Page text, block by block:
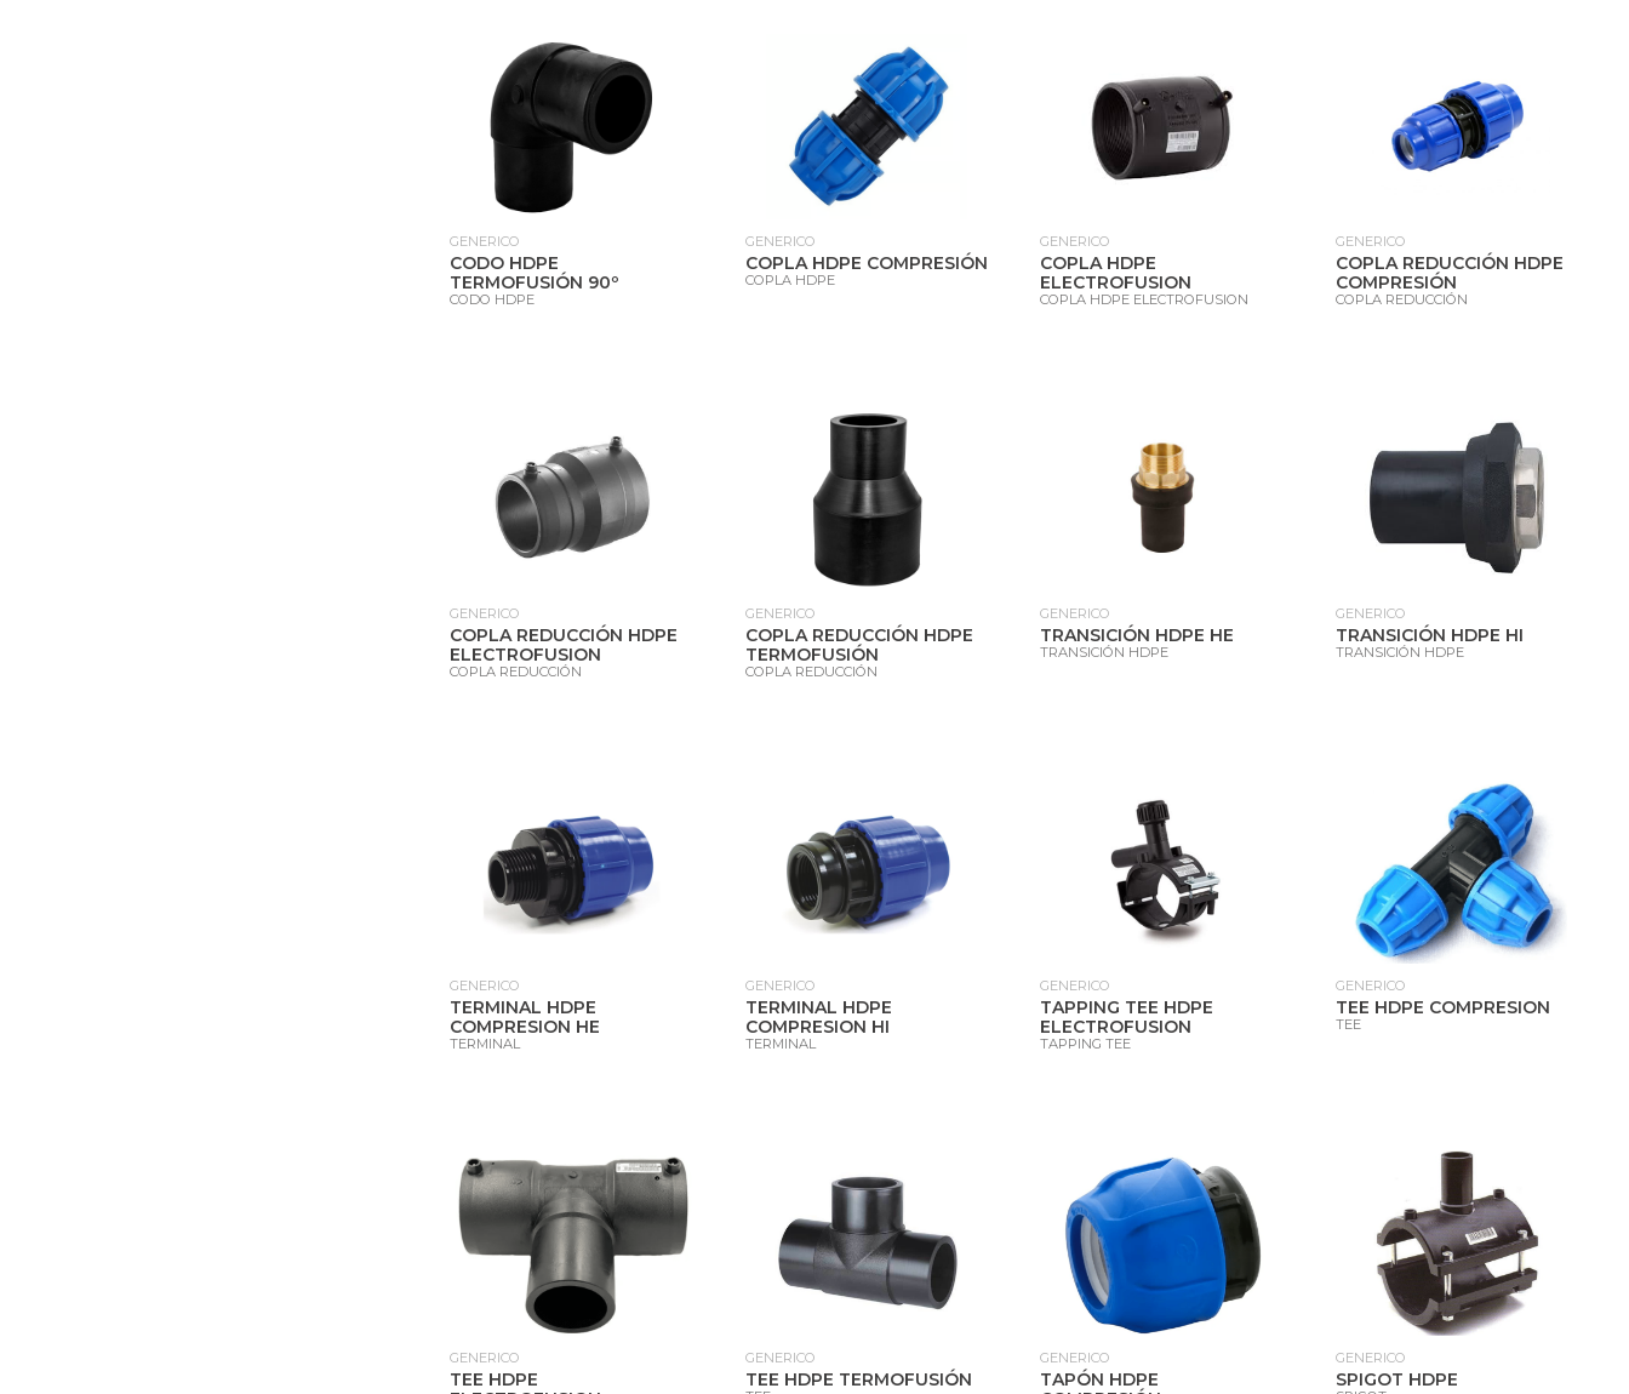
GENERICO
CODO HDPE
TERMOFUSIÓN 90º
CODO HDPE
GENERICO
COPLA HDPE COMPRESIÓN
COPLA HDPE
GENERICO
COPLA HDPE
ELECTROFUSION
COPLA HDPE ELECTROFUSION
GENERICO
COPLA REDUCCIÓN HDPE
COMPRESIÓN
COPLA REDUCCIÓN
GENERICO
COPLA REDUCCIÓN HDPE
ELECTROFUSION
COPLA REDUCCIÓN
GENERICO
COPLA REDUCCIÓN HDPE
TERMOFUSIÓN
COPLA REDUCCIÓN
GENERICO
TRANSICIÓN HDPE HE
TRANSICIÓN HDPE
GENERICO
TRANSICIÓN HDPE HI
TRANSICIÓN HDPE
GENERICO
TERMINAL HDPE
COMPRESION HE
TERMINAL
GENERICO
TERMINAL HDPE
COMPRESION HI
TERMINAL
GENERICO
TAPPING TEE HDPE
ELECTROFUSION
TAPPING TEE
GENERICO
TEE HDPE COMPRESION
TEE
GENERICO
TEE HDPE
GENERICO
TEE HDPE TERMOFUSIÓN
GENERICO
TAPÓN HDPE
GENERICO
SPIGOT HDPE